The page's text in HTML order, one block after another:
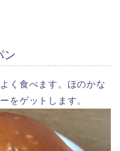
ン
く食べます。ほのかな
をゲットします。